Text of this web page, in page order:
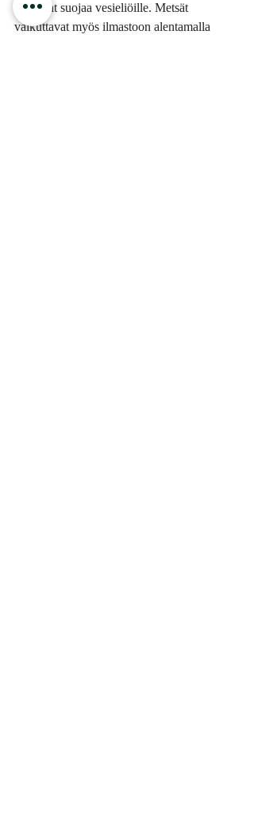
tarjoavat suojaa vesieliöille. Metsät
vaikuttavat myös ilmastoon alentamalla